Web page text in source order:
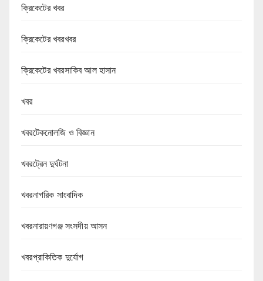
ক্রিকেটের খবর
ক্রিকেটের খবরখবর
ক্রিকেটের খবরসাকিব আল হাসান
খবর
খবরটেকনোলজি ও বিজ্ঞান
খবরট্রেন দুর্ঘটনা
খবরনাগরিক সাংবাদিক
খবরনারায়ণগঞ্জ সংসদীয় আসন
খবরপ্রাকিতিক দুর্যোগ